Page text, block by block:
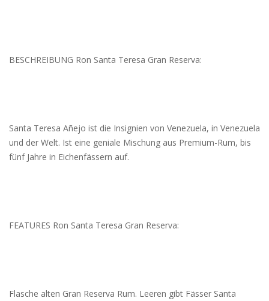
BESCHREIBUNG Ron Santa Teresa Gran Reserva:
Santa Teresa Añejo ist die Insignien von Venezuela, in Venezuela
und der Welt. Ist eine geniale Mischung aus Premium-Rum, bis
fünf Jahre in Eichenfässern auf.
FEATURES Ron Santa Teresa Gran Reserva:
Flasche alten Gran Reserva Rum. Leeren gibt Fässer Santa